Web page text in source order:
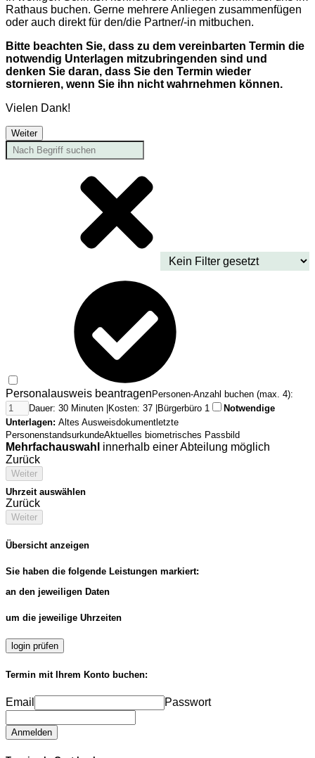
Rathaus buchen. Gerne mehrere Anliegen zusammenfügen
oder auch direkt für den/die Partner/-in mitbuchen.
Bitte beachten Sie, dass zu dem vereinbarten Termin die
notwendig Unterlagen mitzubringenden sind und
denken Sie daran, dass Sie den Termin wieder
stornieren, wenn Sie ihn nicht wahrnehmen können.
Vielen Dank!
Weiter
Personalausweis beantragenPersonen-Anzahl buchen (max. 4):
Dauer: 30 Minuten |Kosten: 37 |Bürgerbüro 1
Notwendige
Unterlagen: Altes Ausweisdokumentletzte
PersonenstandsurkundeAktuelles biometrisches Passbild
Mehrfachauswahl innerhalb einer Abteilung möglich
Zurück
Weiter
Uhrzeit auswählen
Zurück
Weiter
Übersicht anzeigen
Sie haben die folgende Leistungen markiert:
an den jeweiligen Daten
um die jeweilige Uhrzeiten
login prüfen
Termin mit Ihrem Konto buchen:
Email Passwort
Anmelden